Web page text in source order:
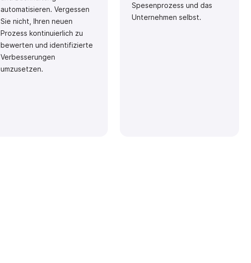
automatisieren. Vergessen
Sie nicht, Ihren neuen
Prozess kontinuierlich zu
bewerten und identifizierte
Verbesserungen
umzusetzen.
Spesenprozess und das
Unternehmen selbst.